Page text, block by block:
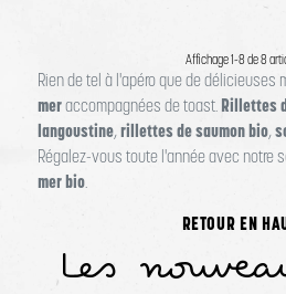
Affichage 1-8 de 8
Rien de tel à l'apéro que de délicieuses
meraccompagnées de toast. Rillettes
langoustine,rillettes de saumon bio,
Régalez-vous toute l'année avec notre
mer bio.
RETOUR EN
Les